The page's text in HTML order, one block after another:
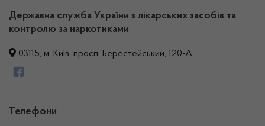
Державна служба України з лікарських засобів та
контролю за наркотиками
03115, м. Київ, просп. Берестейський, 120-А
Телефони